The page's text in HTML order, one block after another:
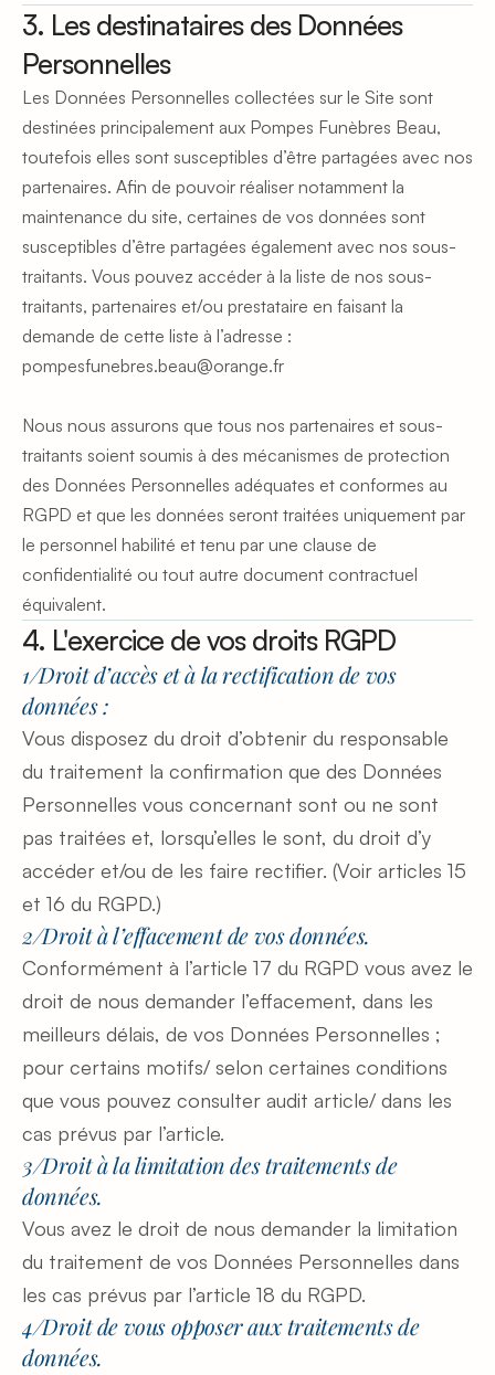
3. Les destinataires des Données
Personnelles
Les Données Personnelles collectées sur le Site sont
destinées principalement aux Pompes Funèbres Beau,
toutefois elles sont susceptibles d’être partagées avec nos
partenaires. Afin de pouvoir réaliser notamment la
maintenance du site, certaines de vos données sont
susceptibles d’être partagées également avec nos sous-
traitants. Vous pouvez accéder à la liste de nos sous-
traitants, partenaires et/ou prestataire en faisant la
demande de cette liste à l’adresse :
pompesfunebres.beau@orange.fr
Nous nous assurons que tous nos partenaires et sous-
traitants soient soumis à des mécanismes de protection
des Données Personnelles adéquates et conformes au
RGPD et que les données seront traitées uniquement par
le personnel habilité et tenu par une clause de
confidentialité ou tout autre document contractuel
équivalent.
4. L'exercice de vos droits RGPD
1/Droit d’accès et à la rectification de vos
données :
Vous disposez du droit d’obtenir du responsable
du traitement la confirmation que des Données
Personnelles vous concernant sont ou ne sont
pas traitées et, lorsqu’elles le sont, du droit d’y
accéder et/ou de les faire rectifier. (Voir articles 15
et 16 du RGPD.)
2/Droit à l’effacement de vos données.
Conformément à l’article 17 du RGPD vous avez le
droit de nous demander l’effacement, dans les
meilleurs délais, de vos Données Personnelles ;
pour certains motifs/ selon certaines conditions
que vous pouvez consulter audit article/ dans les
cas prévus par l’article.
3/Droit à la limitation des traitements de
données.
Vous avez le droit de nous demander la limitation
du traitement de vos Données Personnelles dans
les cas prévus par l’article 18 du RGPD.
4/Droit de vous opposer aux traitements de
données.